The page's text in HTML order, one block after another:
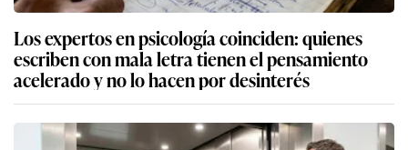
Los expertos en psicología coinciden: quienes
escriben con mala letra tienen el pensamiento
acelerado y no lo hacen por desinterés